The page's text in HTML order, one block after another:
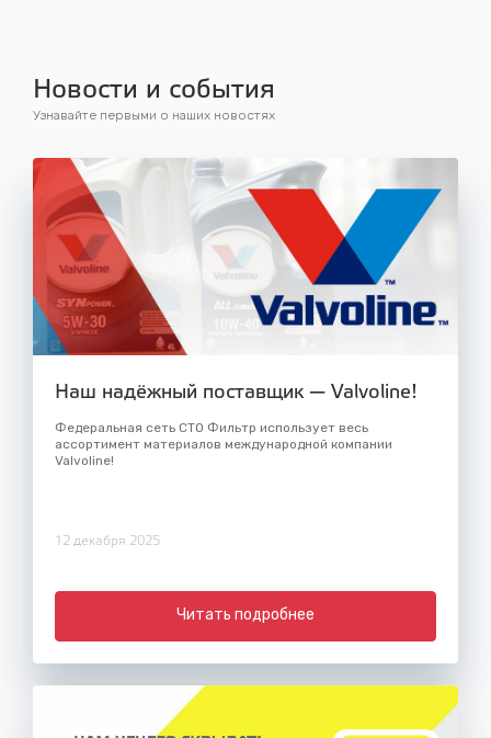
Новости и события
Узнавайте первыми о наших новостях
Наш надёжный поставщик — Valvoline!
Федеральная сеть СТО Фильтр использует весь
ассортимент материалов международной компании
Valvoline!
12 декабря 2025
Читать подробнее